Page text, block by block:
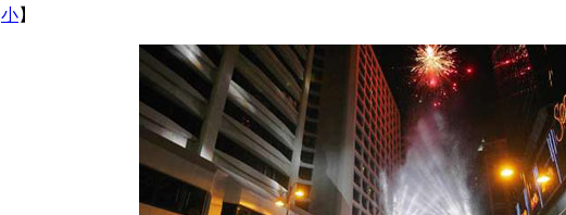
小】